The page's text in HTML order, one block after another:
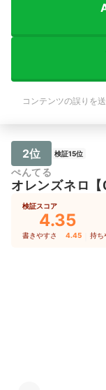
コンテンツの誤りを
2位 検証15位
ぺんてる
オレンズネロ【
検証スコア
4.35
書きやすさ 4.45 持ち